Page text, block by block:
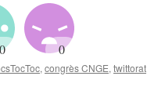
, congrès CNGE, twittorat